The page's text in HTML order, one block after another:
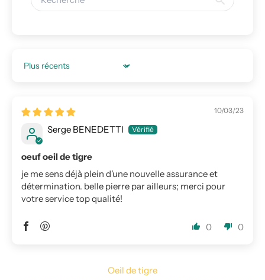
Sort by
10/03/23
Serge BENEDETTI
oeuf oeil de tigre
je me sens déjà plein d'une nouvelle assurance et
détermination. belle pierre par ailleurs; merci pour
votre service top qualité!
0 0
Oeil de tigre